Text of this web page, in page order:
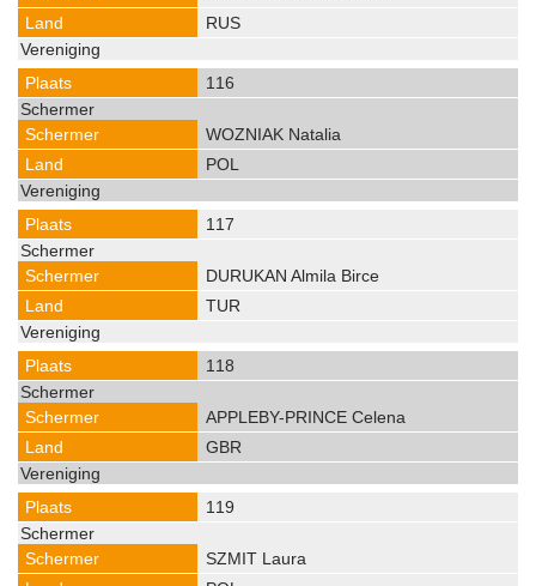
RUS
116
WOZNIAK Natalia
POL
117
DURUKAN Almila Birce
TUR
118
APPLEBY-PRINCE Celena
GBR
119
SZMIT Laura